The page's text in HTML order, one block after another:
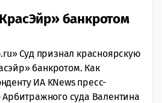
банкротом
Суд признал красноярскую
банкротом. Как
ИА KNews пресс-
Арбитражного суда Валентина